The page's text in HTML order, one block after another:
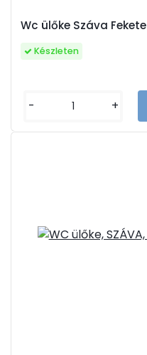
Wc ülőke Száva Fekete
Készleten
- +